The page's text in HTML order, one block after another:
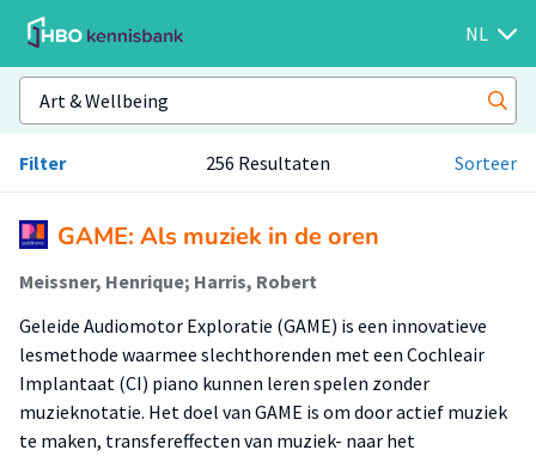
NL
Filter 256 Resultaten Sorteer
GAME: Als muziek in de oren
Meissner, Henrique; Harris, Robert
Geleide Audiomotor Exploratie (GAME) is een innovatieve
lesmethode waarmee slechthorenden met een Cochleair
Implantaat (CI) piano kunnen leren spelen zonder
muzieknotatie. Het doel van GAME is om door actief muziek
te maken, transfereffecten van muziek- naar het